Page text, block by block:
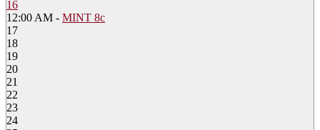
16
12:00 AM - MINT 8c
17
18
19
20
21
22
23
24